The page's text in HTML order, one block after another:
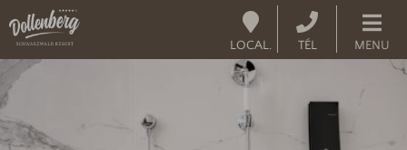
LOCAL. TÉL MENU
Vous pouvez faire valoir ici vos codes
promotionnels ou chèques-cadeaux.
Les codes suivants sont actuellement